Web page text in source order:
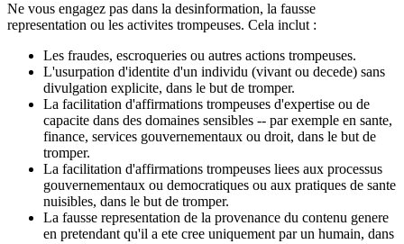
Ne vous engagez pas dans la desinformation, la fausse
representation ou les activites trompeuses. Cela inclut :
Les fraudes, escroqueries ou autres actions trompeuses.
L'usurpation d'identite d'un individu (vivant ou decede) sans
divulgation explicite, dans le but de tromper.
La facilitation d'affirmations trompeuses d'expertise ou de
capacite dans des domaines sensibles -- par exemple en sante,
finance, services gouvernementaux ou droit, dans le but de
tromper.
La facilitation d'affirmations trompeuses liees aux processus
gouvernementaux ou democratiques ou aux pratiques de sante
nuisibles, dans le but de tromper.
La fausse representation de la provenance du contenu genere
en pretendant qu'il a ete cree uniquement par un humain, dans